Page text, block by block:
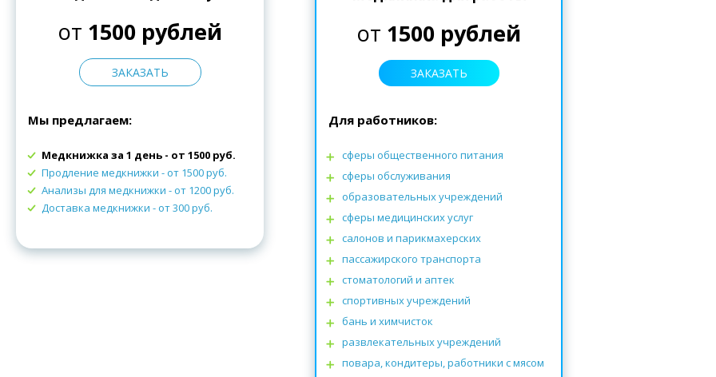
от 1500 рублей
ЗАКАЗАТЬ
Мы предлагаем:
Медкнижка за 1 день - от 1500 руб.
Продление медкнижки - от 1500 руб.
Анализы для медкнижки - от 1200 руб.
Доставка медкнижки- от 300 руб.
от 1500 рублей
ЗАКАЗАТЬ
Для работников:
сферы общественного питания
сферы обслуживания
образовательных учреждений
сферы медицинских услуг
салонов и парикмахерских
пассажирского транспорта
стоматологий и аптек
спортивных учреждений
бань и химчисток
развлекательных учреждений
повара, кондитеры, работники с мясом